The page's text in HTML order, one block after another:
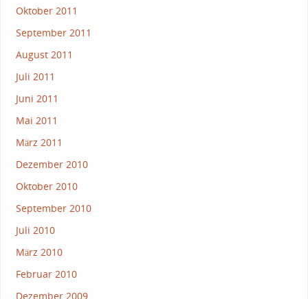
Oktober 2011
September 2011
August 2011
Juli 2011
Juni 2011
Mai 2011
März 2011
Dezember 2010
Oktober 2010
September 2010
Juli 2010
März 2010
Februar 2010
Dezember 2009